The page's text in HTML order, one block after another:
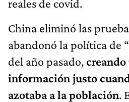
reales de covid.
China eliminó las
abandonó la política de
del año pasado,
información justo
azotaba a la población.